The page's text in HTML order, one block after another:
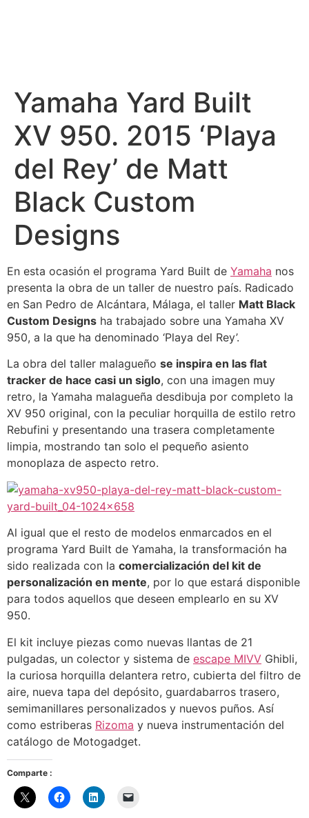
Yamaha Yard Built
XV 950. 2015 ‘Playa
del Rey’ de Matt
Black Custom
Designs
En esta ocasión el programa Yard Built de Yamaha nos
presenta la obra de un taller de nuestro país. Radicado
en San Pedro de Alcántara, Málaga, el taller Matt Black
Custom Designs ha trabajado sobre una Yamaha XV
950, a la que ha denominado ‘Playa del Rey’.
La obra del taller malagueño se inspira en las flat
tracker de hace casi un siglo, con una imagen muy
retro, la Yamaha malagueña desdibuja por completo la
XV 950 original, con la peculiar horquilla de estilo retro
Rebufini y presentando una trasera completamente
limpia, mostrando tan solo el pequeño asiento
monoplaza de aspecto retro.
Al igual que el resto de modelos enmarcados en el
programa Yard Built de Yamaha, la transformación ha
sido realizada con la comercialización del kit de
personalización en mente, por lo que estará disponible
para todos aquellos que deseen emplearlo en su XV
950.
El kit incluye piezas como nuevas llantas de 21
pulgadas, un colector y sistema de escape MIVV Ghibli,
la curiosa horquilla delantera retro, cubierta del filtro de
aire, nueva tapa del depósito, guardabarros trasero,
semimanillares personalizados y nuevos puños. Así
como estriberas Rizoma y nueva instrumentación del
catálogo de Motogadget.
Comparte :